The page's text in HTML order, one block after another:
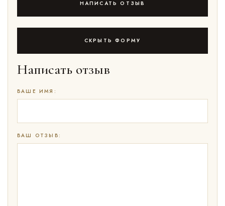
НАПИСАТЬ ОТЗЫВ
СКРЫТЬ ФОРМУ
Написать отзыв
ВАШЕ ИМЯ:
ВАШ ОТЗЫВ: